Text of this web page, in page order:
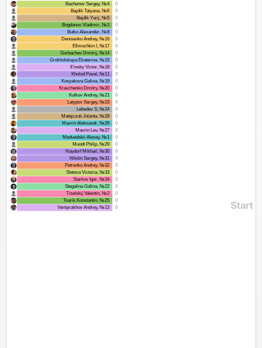
Start
Bazhenov Sergey, №4
0
Bejdik Tatyana, №6
0
Bejdik Yurij, №5
0
Bogdanov Vladimir, №3
0
Butko Alexander, №8
0
Denisenko Andrey, №16
0
Efimochkin I, №17
0
Gorbachev Dmitrij, №14
0
Grokholskaya Ekaterina, №15
0
Il’insky Victor, №18
0
Kholod Pavel, №11
0
Kosyakova Galina, №19
0
Kravchenko Dmitry, №20
0
Kulkov Andrey, №21
0
Latypov Sergey, №23
0
Lebedev S, №24
0
Matejczuk Jolanta, №28
0
Mavrin Aleksandr, №26
0
Mavrin Lev, №27
0
Medvedskii Alexey, №1
0
Mundt Philip, №29
0
Naydorf Mikhail, №30
0
Nikitin Sergey, №31
0
Petrenko Andrey, №32
0
Sletova Victoria, №33
0
Starkov Igor, №34
0
Stegalina Galina, №22
0
Tiselskij Valentin, №2
0
Tsarik Konstantin, №25
0
Vertiprakhov Andrey, №13
0